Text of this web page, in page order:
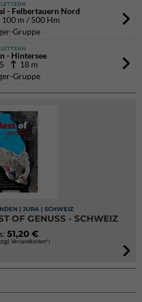
- Felbertauern Nord
100 m / 500 Hm
Gruppe
- Hintersee
18 m
Gruppe
| JURA | SCHWEIZ
OF GENUSS - SCHWEIZ
51,20 €
Versandkosten*)